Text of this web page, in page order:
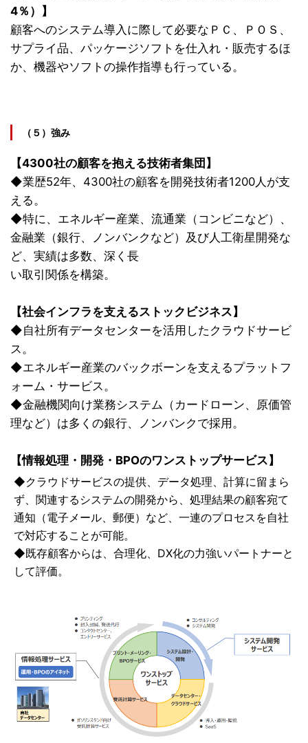
4％）】
顧客へのシステム導入に際して必要なＰＣ、ＰＯＳ、
サプライ品、パッケージソフトを仕入れ・販売するほ
か、機器やソフトの操作指導も行っている。
（５）強み
【4300社の顧客を抱える技術者集団】
◆業歴52年、4300社の顧客を開発技術者1200人が支
える。
◆特に、エネルギー産業、流通業（コンビニなど）、
金融業（銀行、ノンバンクなど）及び人工衛星開発な
ど、実績は多数、深く長
い取引関係を構築。
【社会インフラを支えるストックビジネス】
◆自社所有データセンターを活用したクラウドサービ
ス。
◆エネルギー産業のバックボーンを支えるプラットフ
ォーム・サービス。
◆金融機関向け業務システム（カードローン、原価管
理など）は多くの銀行、ノンバンクで採用。
【情報処理・開発・BPOのワンストップサービス】
◆クラウドサービスの提供、データ処理、計算に留まら
ず、関連するシステムの開発から、処理結果の顧客宛て
通知（電子メール、郵便）など、一連のプロセスを自社
で対応することが可能。
◆既存顧客からは、合理化、DX化の力強いパートナーと
して評価。